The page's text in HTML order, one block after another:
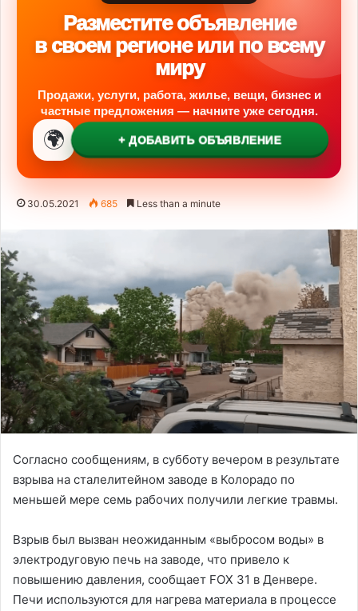
Разместите объявление
в своем регионе или по всему
миру
Продажи, услуги, работа, жилье, вещи, бизнес и
частные предложения — начните уже сегодня.
🌍 + ДОБАВИТЬ ОБЪЯВЛЕНИЕ
30.05.2021 685 Less than a minute
Согласно сообщениям, в субботу вечером в результате
взрыва на сталелитейном заводе в Колорадо по
меньшей мере семь рабочих получили легкие травмы.
Взрыв был вызван неожиданным «выбросом воды» в
электродуговую печь на заводе, что привело к
повышению давления, сообщает FOX 31 в Денвере.
Печи используются для нагрева материала в процессе